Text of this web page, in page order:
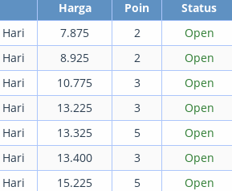
Harga Poin
Status
Hari 7.875 2
Open
Hari 8.925 2
Open
Hari 10.775 3
Open
Hari 13.225 3
Open
Hari 13.325 5
Open
Hari 13.400 3
Open
Hari 15.225 5
Open